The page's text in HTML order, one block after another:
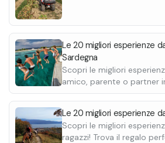
Le 20 migliori esperienze
Sardegna
Scopri le migliori
amico, parente o partner
per ogni occasione.
Le 20 migliori esperienze
Scopri le migliori
ragazzi! Trova il regalo